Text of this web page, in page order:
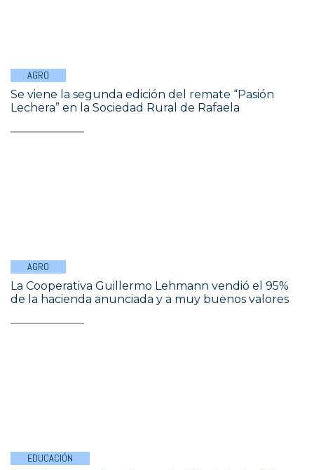
AGRO
Se viene la segunda edición del remate “Pasión
Lechera” en la Sociedad Rural de Rafaela
AGRO
La Cooperativa Guillermo Lehmann vendió el 95%
de la hacienda anunciada y a muy buenos valores
EDUCACIÓN